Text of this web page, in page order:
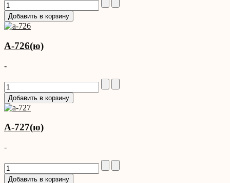
A-726(ю)
-
A-727(ю)
-